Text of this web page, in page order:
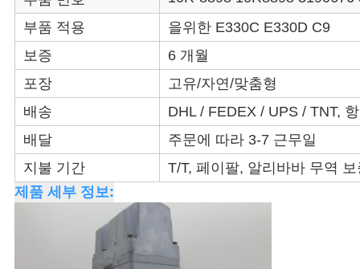
청
하
십
시
오
부품 적용
을위한 E330C E330D C9
보증
6 개월
포장
고유/자연/맞춤형
배송
DHL / FEDEX / UPS / TNT,
배달
주문에 따라 3-7 근무일
지불 기간
T/T, 페이팔, 알리바바 무역
제품 세부 정보: